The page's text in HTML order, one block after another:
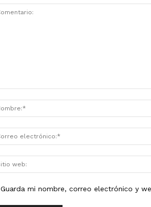
Guarda mi nombre, correo electrónico y